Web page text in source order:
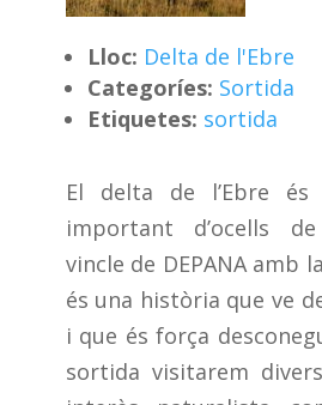
Lloc: Delta de l'Ebre
Categoríes: Sortida
Etiquetes: sortida
El delta de l’Ebre
important d’ocells
vincle de DEPANA amb
és una història que ve
i que és força
sortida visitarem